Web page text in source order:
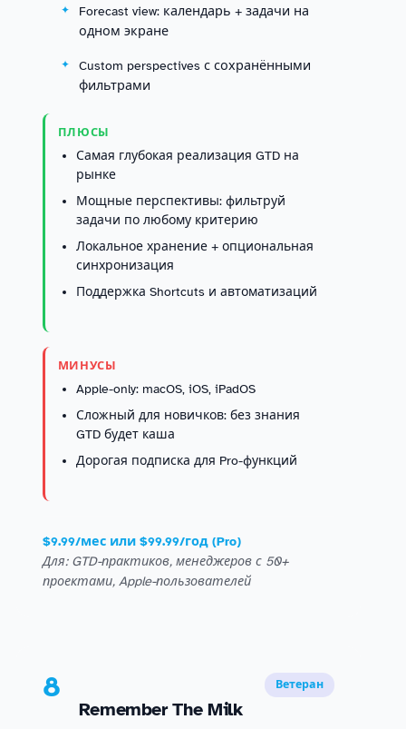
Forecast view: календарь + задачи на
одном экране
Custom perspectives с сохранёнными
фильтрами
ПЛЮСЫ
Самая глубокая реализация GTD на
рынке
Мощные перспективы: фильтруй
задачи по любому критерию
Локальное хранение + опциональная
синхронизация
Поддержка Shortcuts и автоматизаций
МИНУСЫ
Apple-only: macOS, iOS, iPadOS
Сложный для новичков: без знания
GTD будет каша
Дорогая подписка для Pro-функций
$9.99/мес или $99.99/год (Pro)
Для: GTD-практиков, менеджеров с 50+
проектами, Apple-пользователей
8
Remember The Milk
Ветеран